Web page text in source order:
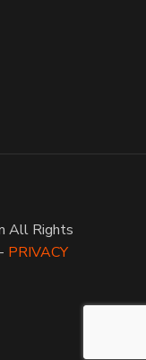
All Rights
- PRIVACY